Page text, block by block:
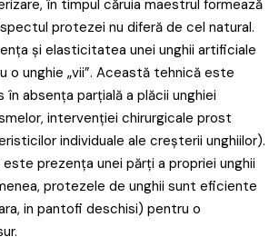
în timpul căruia maestrul formează
protezei nu diferă de cel natural.
și elasticitatea unei unghii artificiale
o unghie „vii”. Această tehnică este
absența parțială a plăcii unghiei
intervenției chirurgicale prost
individuale ale creșterii unghiilor).
prezența unei părți a propriei unghii
protezele de unghii sunt eficiente
in pantofi deschisi) pentru o